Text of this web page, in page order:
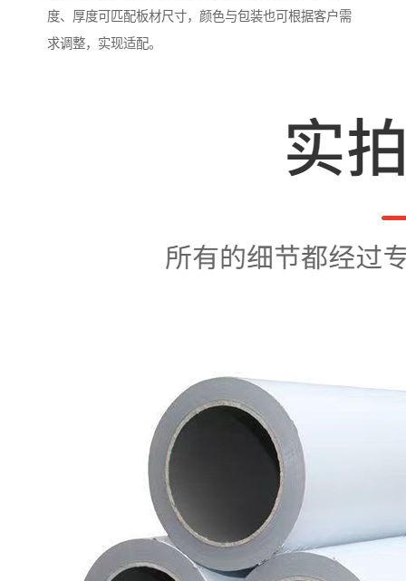
度、厚度可匹配板材尺寸，颜色与包装也可根据客户需
求调整，实现适配。